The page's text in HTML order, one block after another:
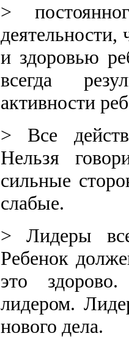
>
и здоровью
всегда
активности
> Все
Нельзя
сильные
слабые.
> Лидеры
Ребенок
это
лидером.
нового дела.